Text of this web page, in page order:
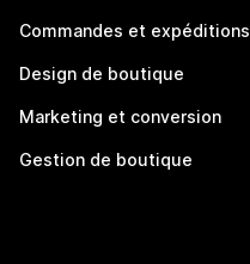
Commandes et expéditions
Design de boutique
Marketing et conversion
Gestion de boutique